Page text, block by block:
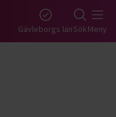
Gävleborgs länSökMeny